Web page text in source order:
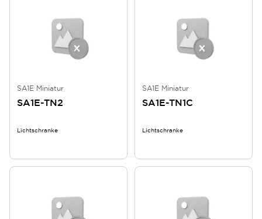
SA1E Miniatur
SA1E-TN2
Lichtschranke
SA1E Miniatur
SA1E-TN1C
Lichtschranke